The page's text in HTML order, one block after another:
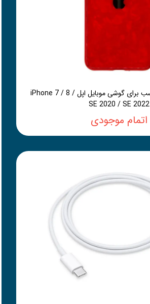
کاور مدل صدفی مناسب برای گوشی موبایل اپل iPhone 7 / 8 /
SE 2020 / SE 2022
اتمام موجودی